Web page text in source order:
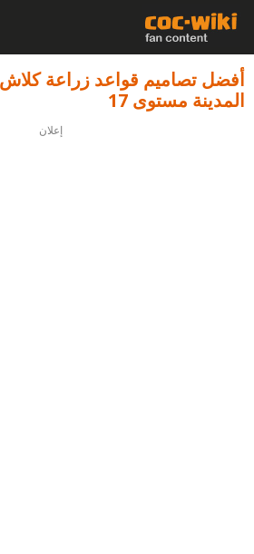
أفضل تصاميم قواعد زراعة
المدينة مستوى 17
إعلان